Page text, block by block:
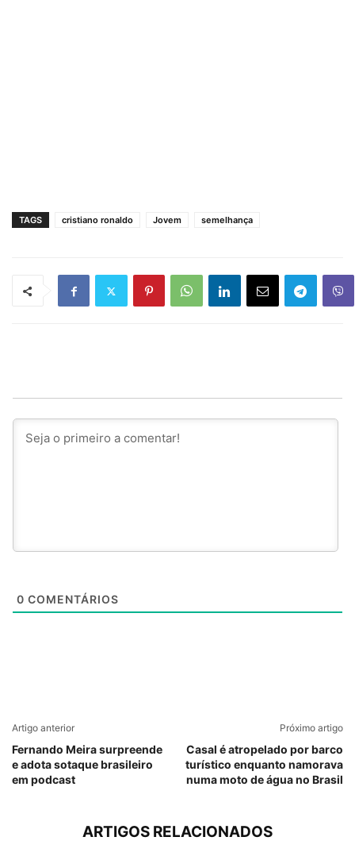
TAGS cristiano ronaldo Jovem semelhança
0 COMENTÁRIOS
Artigo anterior
Fernando Meira surpreende
e adota sotaque brasileiro
em podcast
Próximo artigo
Casal é atropelado por barco
turístico enquanto namorava
numa moto de água no Brasil
ARTIGOS RELACIONADOS